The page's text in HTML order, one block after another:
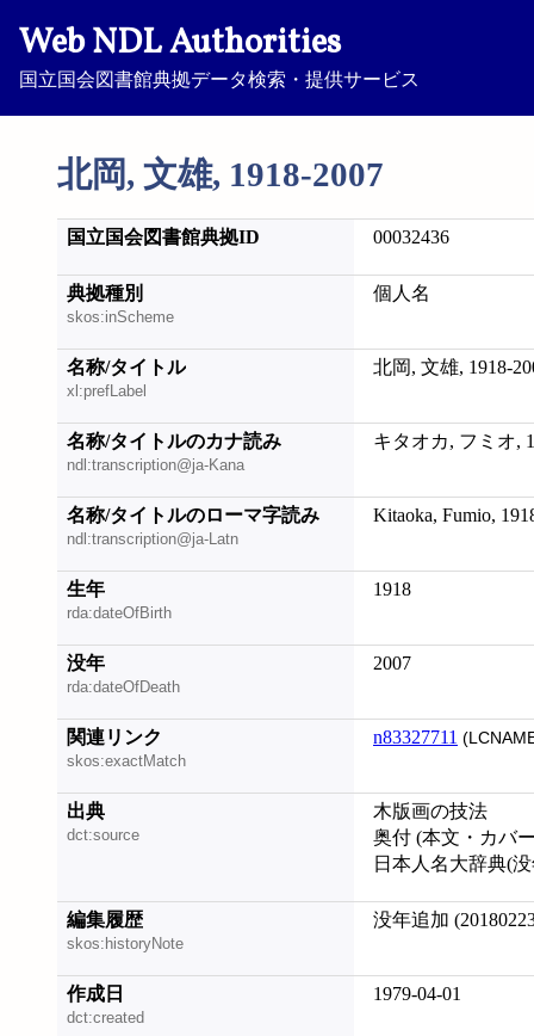
Web NDL Authorities
国立国会図書館典拠データ検索・提供サービス
北岡, 文雄, 1918-2007
国立国会図書館典拠ID 00032436
典拠種別
skos:inScheme
個人名
名称/タイトル
xl:prefLabel
北岡, 文雄, 1918-
名称/タイトルのカナ読み
ndl:transcription@ja-Kana
キタオカ, フミオ,
名称/タイトルのローマ字読み
ndl:transcription@ja-Latn
Kitaoka, Fumio,
生年
rda:dateOfBirth
1918
没年
rda:dateOfDeath
2007
関連リンク
skos:exactMatch
n83327711
出典
dct:source
木版画の技法
奥付 (本文・カバ
日本人名大辞典(
編集履歴
skos:historyNote
没年追加
作成日
dct:created
1979-04-01